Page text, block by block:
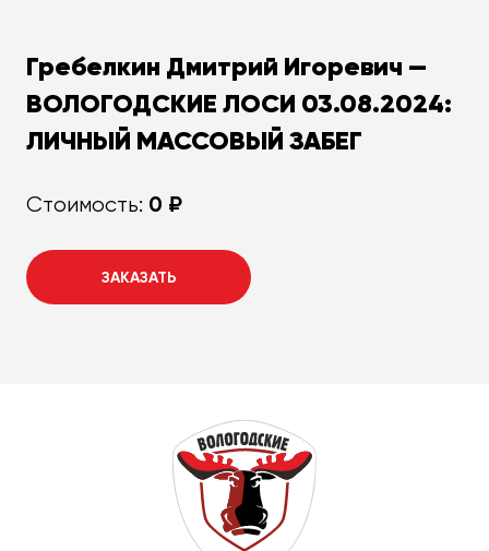
Гребелкин Дмитрий Игоревич —
ВОЛОГОДСКИЕ ЛОСИ 03.08.2024:
ЛИЧНЫЙ МАССОВЫЙ ЗАБЕГ
Стоимость: 0 ₽
ЗАКАЗАТЬ